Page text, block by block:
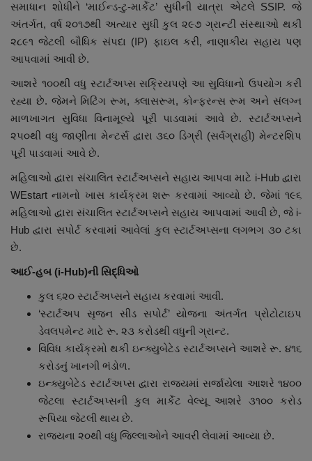
સમાધાન શોધીને ‘માઈન્ડ-ટુ-માર્કેટ’ સુધીની યાત્રા એટલે SSIP. જે
અંતર્ગત, વર્ષ ૨૦૧૭થી અત્યાર સુધી કુલ ૨૯૭ ગ્રાન્ટી સંસ્થાઓ થકી
૨૮૯૧ જેટલી બૌધિક સંપદા (IP) ફાઇલ કરી, નાણાકીય સહાય પણ
આપવામાં આવી છે.
આશરે ૧૦૦થી વધુ સ્ટાર્ટઅપ્સ સક્રિયપણે આ સુવિધાનો ઉપયોગ કરી
રહ્યા છે. જેમને મિટિંગ રૂમ, ક્લાસરૂમ, કોન્ફરન્સ રૂમ અને સંલગ્ન
માળખાગત સુવિધા વિનામૂલ્યે પૂરી પાડવામાં આવે છે. સ્ટાર્ટઅપ્સને
૨૫૦થી વધુ જાણીતા મેન્ટર્સ દ્વારા ૩૬૦ ડિગ્રી (સર્વગ્રાહી) મેન્ટરશિપ
પૂરી પાડવામાં આવે છે.
મહિલાઓ દ્વારા સંચાલિત સ્ટાર્ટઅપ્સને સહાય આપવા માટે i-Hub દ્વારા
WEstart નામનો ખાસ કાર્યક્રમ શરૂ કરવામાં આવ્યો છે. જેમાં ૧૯૬
મહિલાઓ દ્વારા સંચાલિત સ્ટાર્ટઅપ્સને સહાય આપવામાં આવી છે, જે i-
Hub દ્વારા સપોર્ટ કરવામાં આવેલાં કુલ સ્ટાર્ટઅપ્સના લગભગ ૩૦ ટકા
છે.
આઈ-હબ (i-Hub)ની સિદ્ધિઓ
કુલ ૬૨૦ સ્ટાર્ટઅપ્સને સહાય કરવામાં આવી.
‘સ્ટાર્ટઅપ સૃજન સીડ સપોર્ટ’ યોજના અંતર્ગત પ્રોટોટાઇપ
ડેવલપમેન્ટ માટે રૂ. ૨૩ કરોડથી વધુની ગ્રાન્ટ.
વિવિધ કાર્યક્રમો થકી ઇન્ક્યુબેટેડ સ્ટાર્ટઅપ્સને આશરે રૂ. ૪૧૬
કરોડનું ખાનગી ભંડોળ.
ઇન્ક્યુબેટેડ સ્ટાર્ટઅપ્સ દ્વારા રાજ્યમાં સર્જાયેલા આશરે ૧૪૦૦
જેટલા સ્ટાર્ટઅપ્સની કુલ માર્કેટ વેલ્યૂ આશરે ૩૧૦૦ કરોડ
રૂપિયા જેટલી થાય છે.
રાજ્યના ૨૦થી વધુ જિલ્લાઓને આવરી લેવામાં આવ્યા છે.